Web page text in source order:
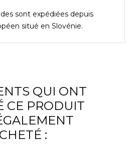
sont expédiées depuis
situé en Slovénie.
QUI ONT
CE PRODUIT
: